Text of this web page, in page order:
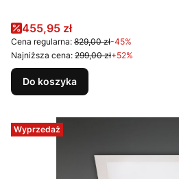
Cena promocyjna
455,95 zł
Cena regularna: 829,00 zł-45%
Najniższa cena: 299,00 zł+52%
Do koszyka
Wyprzedaż